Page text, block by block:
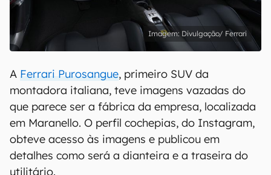
Divulgação/ Ferrari
A Ferrari Purosangue, primeiro SUV da
montadora italiana, teve imagens vazadas do
que parece ser a fábrica da empresa, localizada
em Maranello. O perfil cochepias, do Instagram,
obteve acesso às imagens e publicou em
detalhes como será a dianteira e a traseira do
utilitário.